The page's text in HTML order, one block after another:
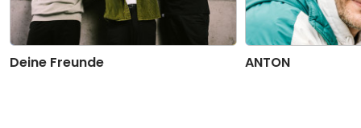
Deine Freunde ANTON